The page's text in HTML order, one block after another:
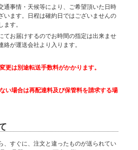
通事情・天候等により、ご希望頂いた日時
います。日程は確約日ではございませんの
す。
てお届けするのでお時間の指定は出来ませ
が運送会社より入ります。
更は別途転送手数料がかかります。
い場合は再配達料及び保管料を請求する場
、すぐに、注文と違ったものが送られてい